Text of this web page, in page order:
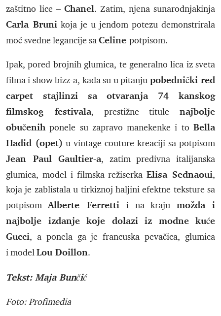
zaštitno lice – Chanel. Zatim, njena sunarodnjakinja
Carla Bruni koja je u jendom potezu demonstrirala
moć svedne legancije saCeline potpisom.
Ipak, pored brojnih glumica, te generalno lica iz sveta
filma i show bizz-a, kada su u pitanju pobednički red
carpet stajlinzi sa otvaranja 74 kanskog
filmskog festivala, prestižne titule najbolje
obučenihponele su zapravo manekenke i to Bella
Hadid (opet) u vintage couture kreaciji sa potpisom
Jean Paul Gaultier-a, zatim predivna italijanska
glumica, model i filmska režiserkaElisa Sednaoui,
koja je zablistala u tirkiznoj haljini efektne teksture sa
potpisomAlberte Ferrettii na kraju možda i
najbolje izdanje koje dolazi iz modne kuće
Gucci, a ponela ga je francuska pevačica, glumica
i modelLou Doillon.
Tekst: Maja Bunčić
Foto: Profimedia